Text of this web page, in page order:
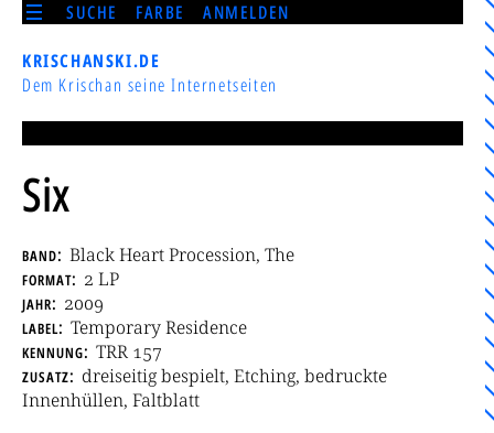
SUCHE FARBE ANMELDEN
KRISCHANSKI.DE
Dem Krischan seine Internetseiten
Six
band Black Heart Procession, The
format 2 LP
jahr 2009
label Temporary Residence
kennung TRR 157
zusatz dreiseitig bespielt, Etching, bedruckte
Innenhüllen, Faltblatt